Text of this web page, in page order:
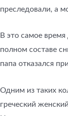
преследовали, а
В это самое
полном составе
папа отказался
Одним из таких
греческий